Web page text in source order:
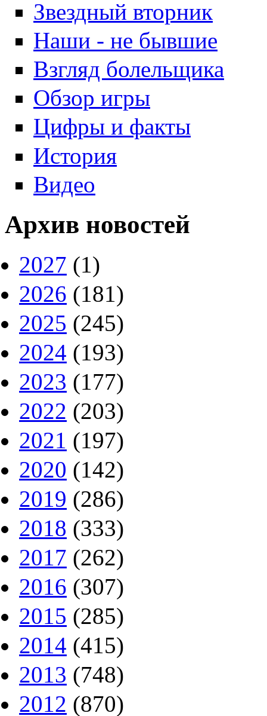
Звездный вторник
Наши - не бывшие
Взгляд болельщика
Обзор игры
Цифры и факты
История
Видео
Архив новостей
2027 (1)
2026 (181)
2025 (245)
2024 (193)
2023 (177)
2022 (203)
2021 (197)
2020 (142)
2019 (286)
2018 (333)
2017 (262)
2016 (307)
2015 (285)
2014 (415)
2013 (748)
2012 (870)